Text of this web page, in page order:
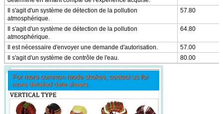
Il s'agit d'un système de détection de la pollution
atmosphérique.
57.80
Il s'agit d'un système de détection de la pollution
atmosphérique.
64.80
Il est nécessaire d'envoyer une demande d'autorisation.
57.00
Il s'agit d'un système de contrôle de l'eau.
80.00